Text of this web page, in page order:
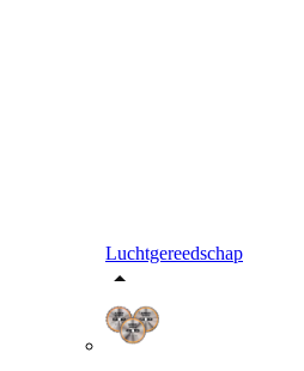
Luchtgereedschap